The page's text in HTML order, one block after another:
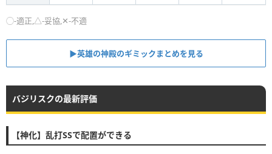
◯-適正,△-妥協,✕-不適
▶英雄の神殿のギミックまとめを見る
バジリスクの最新評価
【神化】乱打SSで配置ができる